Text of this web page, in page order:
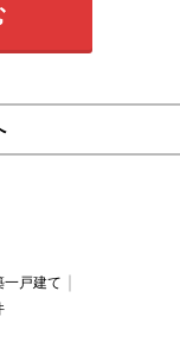
一戸建て